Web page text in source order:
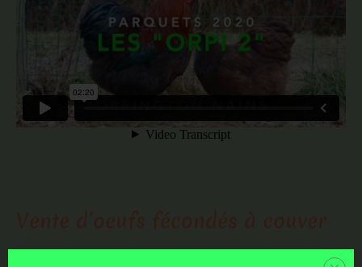
Toutes les informations liées aux pontes, aux résultats des tests de